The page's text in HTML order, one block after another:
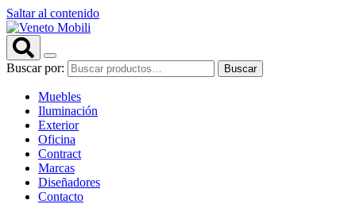
Saltar al contenido
Buscar por: Buscar
Muebles
Iluminación
Exterior
Oficina
Contract
Marcas
Diseñadores
Contacto